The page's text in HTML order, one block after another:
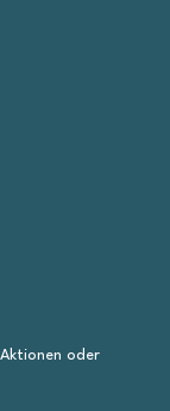
oder